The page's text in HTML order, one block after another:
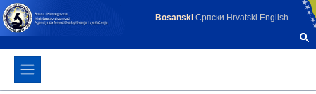
Bosanski Српски Hrvatski English